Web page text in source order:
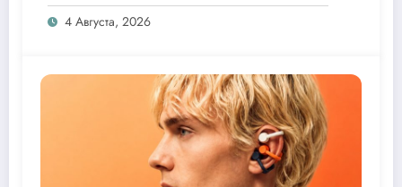
4 Августа, 2026